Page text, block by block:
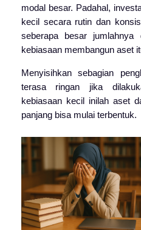
modal besar. Padahal,
kecil secara rutin dan
seberapa besar
kebiasaan membangun aset
Menyisihkan sebagian
terasa ringan jika
kebiasaan kecil inilah aset
panjang bisa mulai terbentuk.